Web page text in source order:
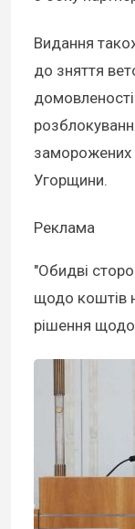
Видання
до зняття
заморожених
Угорщини.
Реклама
"Обидві
щодо коштів
рішення щодо